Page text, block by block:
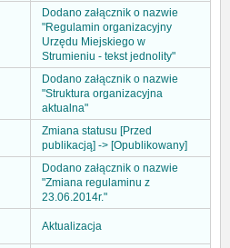
Dodano załącznik o nazwie
"Regulamin organizacyjny
Urzędu Miejskiego w
Strumieniu - tekst jednolity"
Dodano załącznik o nazwie
"Struktura organizacyjna
aktualna"
Zmiana statusu [Przed
publikacją] -> [Opublikowany]
Dodano załącznik o nazwie
"Zmiana regulaminu z
23.06.2014r."
Aktualizacja